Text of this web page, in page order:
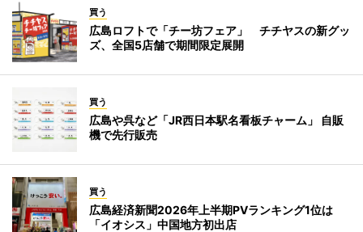
買う
広島ロフトで「チー坊フェア」 チチヤスの新グッ
ズ、全国5店舗で期間限定展開
買う
広島や呉など「JR西日本駅名看板チャーム」 自販
機で先行販売
買う
広島経済新聞2026年上半期PVランキング1位は
「イオシス」中国地方初出店